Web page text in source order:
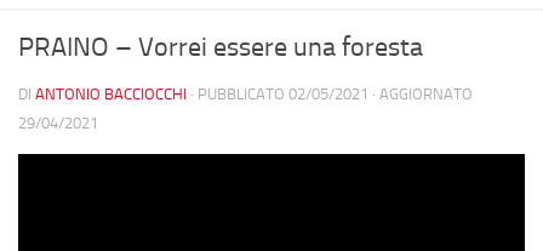
PRAINO – Vorrei essere una foresta
DI ANTONIO BACCIOCCHI · PUBBLICATO 02/05/2021 · AGGIORNATO
29/04/2021